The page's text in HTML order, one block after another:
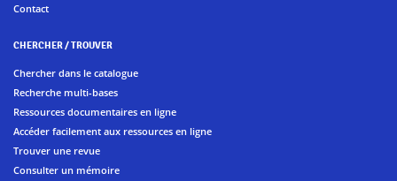
Contact
CHERCHER / TROUVER
Chercher dans le catalogue
Recherche multi-bases
Ressources documentaires en ligne
Accéder facilement aux ressources en ligne
Trouver une revue
Consulter un mémoire